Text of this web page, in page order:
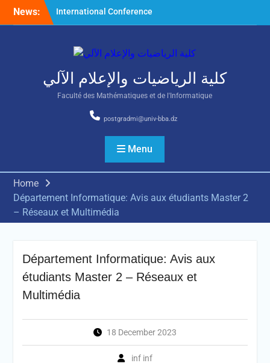
SkipNews:
International Conference
on Nonlinear Mathematical
كلية الرياضيات والإعلام الآلي
Faculté des Mathématiques et de l'Informatique
postgradmi@univ-bba.dz
Menu
Home
Département Informatique: Avis aux étudiants Master 2
– Réseaux et Multimédia
Département Informatique: Avis aux
étudiants Master 2 – Réseaux et
Multimédia
18 December 2023
inf inf